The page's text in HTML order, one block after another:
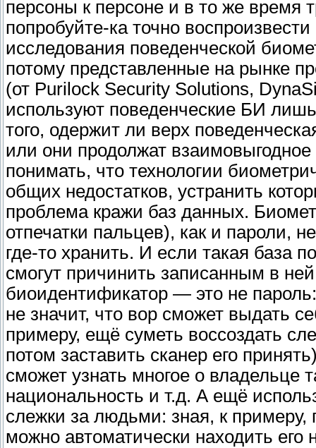
персоны к персоне и в то же время
попробуйте-ка точно
исследования поведенческой
потому представленные на рынке
(от Purilock Security Solutions,
используют поведенческие БИ
того, одержит ли верх
или они продолжат
понимать, что технологии
общих недостатков, устранить
проблема кражи баз данных.
отпечатки пальцев), как и пароли,
где-то хранить. И если такая база
смогут причинить записанным в
биоидентификатор — это не
не значит, что вор сможет выдать
примеру, ещё суметь воссоздать
потом заставить сканер его
сможет узнать многое о владельце
национальность и т.д. А ещё
слежки за людьми: зная, к
можно автоматически находить